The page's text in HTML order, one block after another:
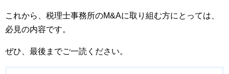
これから、税理士事務所のM&Aに取り組む方にとっては、
必見の内容です。
ぜひ、最後までご一読ください。